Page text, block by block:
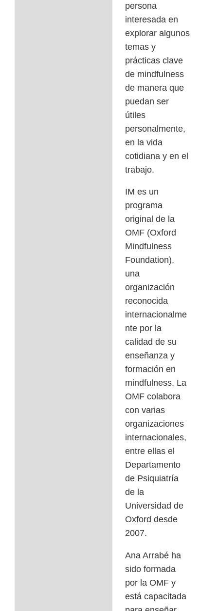
persona
interesada en
explorar algunos
temas y
prácticas clave
de mindfulness
de manera que
puedan ser
útiles
personalmente,
en la vida
cotidiana y en el
trabajo.
IM es un
programa
original de la
OMF (Oxford
Mindfulness
Foundation),
una
organización
reconocida
internacionalme
nte por la
calidad de su
enseñanza y
formación en
mindfulness. La
OMF colabora
con varias
organizaciones
internacionales,
entre ellas el
Departamento
de Psiquiatría
de la
Universidad de
Oxford desde
2007.
Ana Arrabé ha
sido formada
por la OMF y
está capacitada